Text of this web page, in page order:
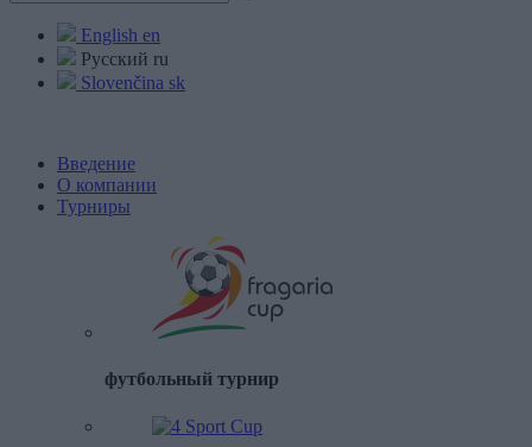
English en
Русский ru
Slovenčina sk
Введение
О компании
Турниры
футбольный турнир